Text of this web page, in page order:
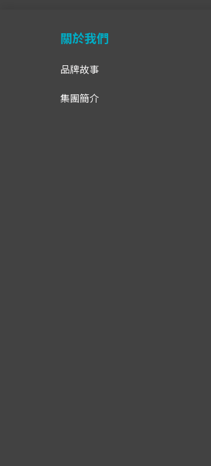
關於我們
品牌故事
集團簡介